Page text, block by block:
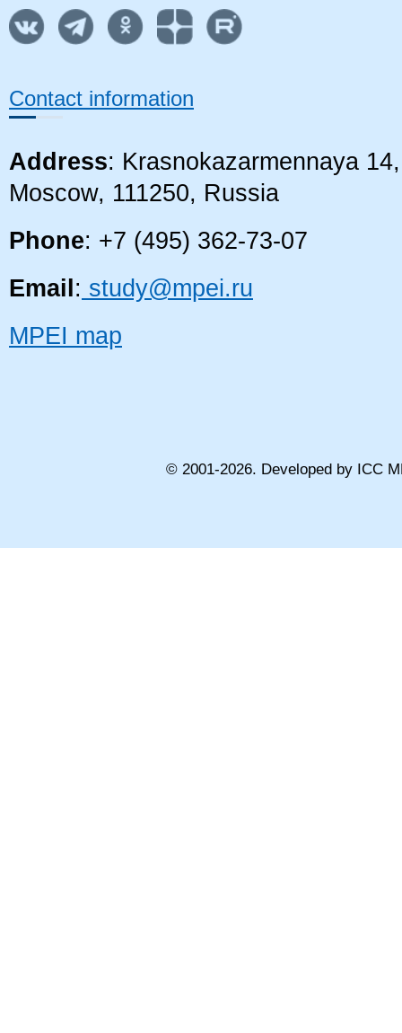
Contact information
Address: Krasnokazarmennaya
Moscow, 111250, Russia
Phone: +7 (495) 362-73-07
Email : study@mpei.ru
MPEI map
© 2001-2026. Developed by ICC